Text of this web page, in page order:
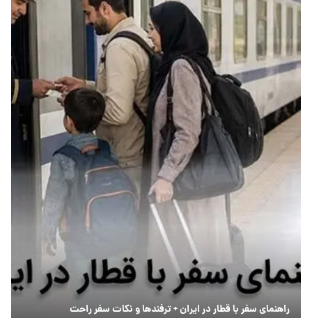
راهنمای سفر با قطار در ایران + ترفندها و نکات سفر راحت